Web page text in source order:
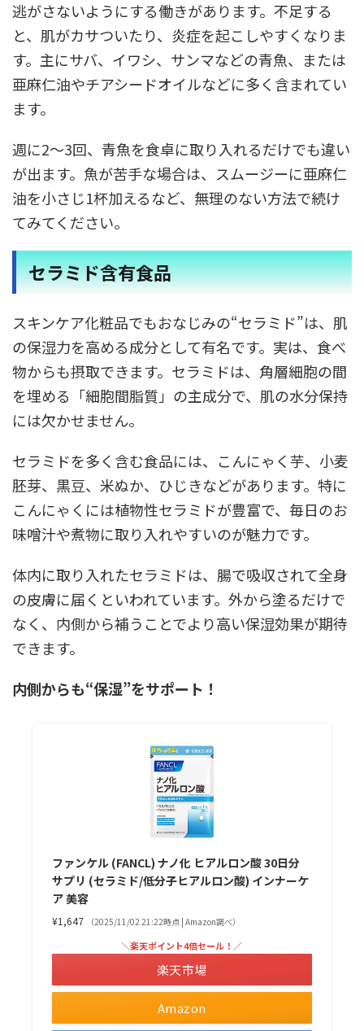
逃がさないようにする働きがあります。不足する
と、肌がカサついたり、炎症を起こしやすくなりま
す。主にサバ、イワシ、サンマなどの青魚、または
亜麻仁油やチアシードオイルなどに多く含まれてい
ます。
週に2〜3回、青魚を食卓に取り入れるだけでも違い
が出ます。魚が苦手な場合は、スムージーに亜麻仁
油を小さじ1杯加えるなど、無理のない方法で続け
てみてください。
セラミド含有食品
スキンケア化粧品でもおなじみの“セラミド”は、肌
の保湿力を高める成分として有名です。実は、食べ
物からも摂取できます。セラミドは、角層細胞の間
を埋める「細胞間脂質」の主成分で、肌の水分保持
には欠かせません。
セラミドを多く含む食品には、こんにゃく芋、小麦
胚芽、黒豆、米ぬか、ひじきなどがあります。特に
こんにゃくには植物性セラミドが豊富で、毎日のお
味噌汁や煮物に取り入れやすいのが魅力です。
体内に取り入れたセラミドは、腸で吸収されて全身
の皮膚に届くといわれています。外から塗るだけで
なく、内側から補うことでより高い保湿効果が期待
できます。
内側からも“保湿”をサポート！
ファンケル (FANCL) ナノ化 ヒアルロン酸 30日分
サプリ (セラミド/低分子ヒアルロン酸) インナーケ
ア 美容
¥1,647 （2025/11/02 21:22時点 | Amazon調べ）
Amazon
＼楽天ポイント4倍セール！／
楽天市場